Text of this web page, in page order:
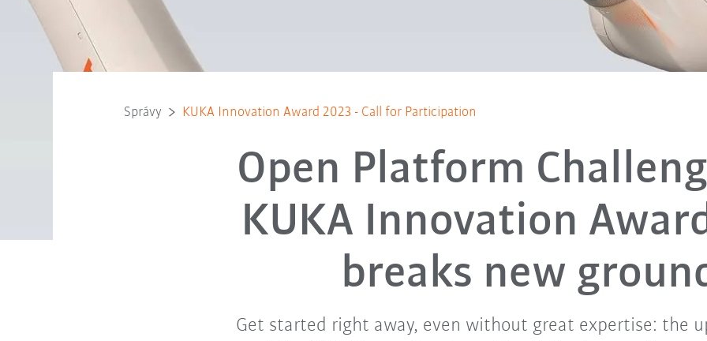
Správy KUKA Innovation Award 2023 - Call for Participation
Open Platform
KUKA Innovation
breaks new
Get started right away, even without great expertise: the